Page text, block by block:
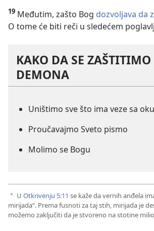
19 Međutim, zašto Bog dozvoljava da
O tome će biti reči u sledećem
KAKO DA SE
DEMONA
Uništimo sve što ima veze sa
Proučavajmo Sveto pismo
Molimo se Bogu
a U Otkrivenju 5:11 se kaže da vernih anđela
mirijada“. Prema fusnoti za taj stih, mirijada je
možemo zaključiti da je stvoreno na stotine